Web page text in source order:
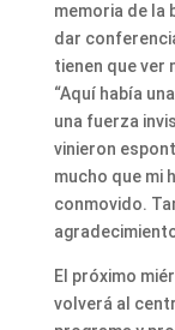
memoria de la
dar
tienen que ver
“Aquí había
una fuerza
vinieron
mucho que mi
conmovido.
El próximo
volverá al